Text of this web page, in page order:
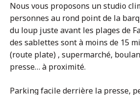
Nous vous proposons un studio
personnes au rond point de la
du loup juste avant les plages de
des sablettes sont à moins de 15
(route plate) , supermarché,
presse… à proximité.
Parking facile derrière la presse,